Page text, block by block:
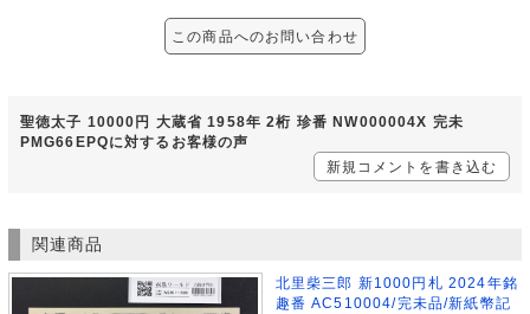
この商品へのお問い合わせ
聖徳太子 10000円 大蔵省 1958年 2桁 珍番 NW000004X 完未
PMG66EPQに対するお客様の声
新規コメントを書き込む
関連商品
北里柴三郎 新1000円札 2024年銘
趣番 AC510004/完未品/新紙幣記